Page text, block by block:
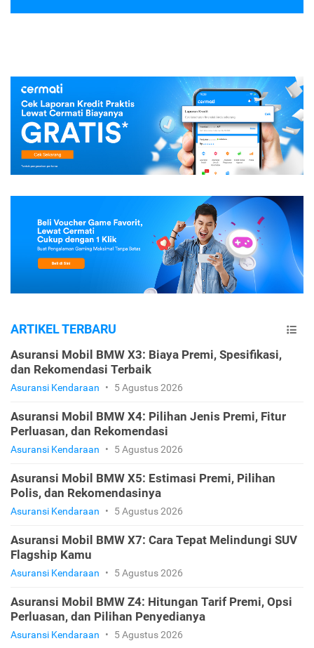
ARTIKEL TERBARU
Asuransi Mobil BMW X3: Biaya Premi, Spesifikasi,
dan Rekomendasi Terbaik
Asuransi Kendaraan • 5 Agustus 2026
Asuransi Mobil BMW X4: Pilihan Jenis Premi, Fitur
Perluasan, dan Rekomendasi
Asuransi Kendaraan • 5 Agustus 2026
Asuransi Mobil BMW X5: Estimasi Premi, Pilihan
Polis, dan Rekomendasinya
Asuransi Kendaraan • 5 Agustus 2026
Asuransi Mobil BMW X7: Cara Tepat Melindungi SUV
Flagship Kamu
Asuransi Kendaraan • 5 Agustus 2026
Asuransi Mobil BMW Z4: Hitungan Tarif Premi, Opsi
Perluasan, dan Pilihan Penyedianya
Asuransi Kendaraan • 5 Agustus 2026